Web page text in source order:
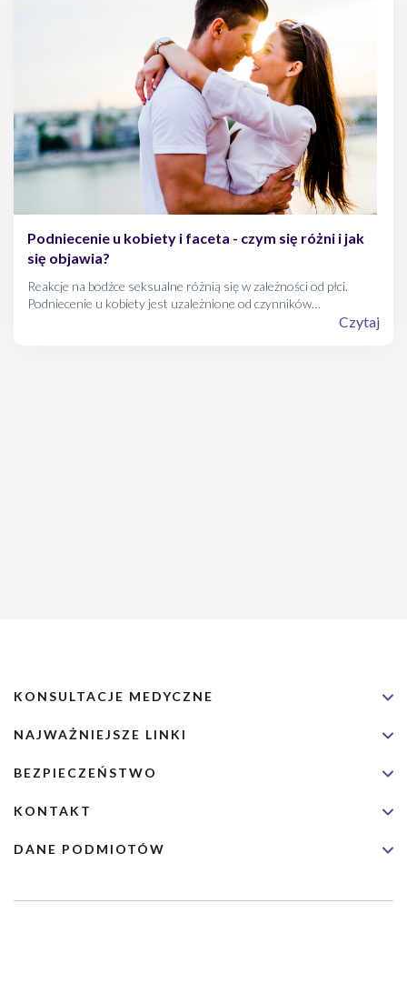
Podniecenie u kobiety i faceta - czym się różni i jak
się objawia?
Reakcje na bodźce seksualne różnią się w zależności od płci.
Podniecenie u kobiety jest uzależnione od czynników
Czytaj
KONSULTACJE MEDYCZNE
NAJWAŻNIEJSZE LINKI
BEZPIECZEŃSTWO
KONTAKT
DANE PODMIOTÓW